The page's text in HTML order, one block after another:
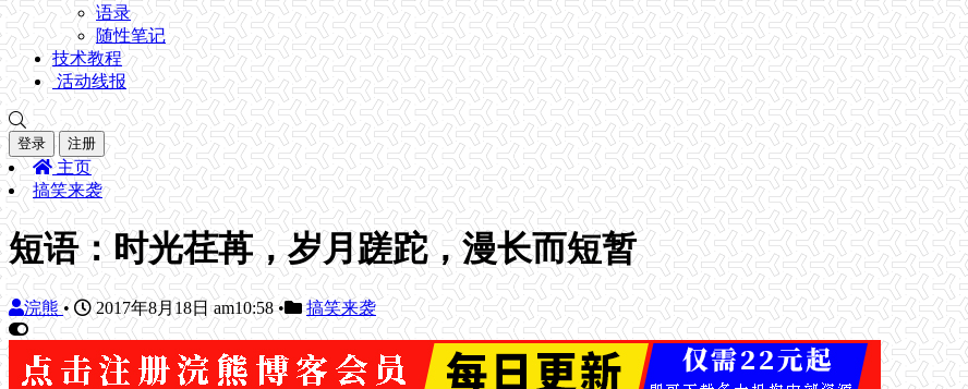
语录
随性笔记
技术教程
活动线报
登录 注册
主页
搞笑来袭
短语：时光荏苒，岁月蹉跎，漫长而短暂
浣熊• 2017年8月18日 am10:58• 搞笑来袭